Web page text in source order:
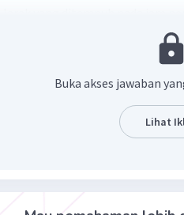
Jarak yang ditempuh pada jam
Jarak yang ditempuh orang
Buka akses jawaban
Lihat